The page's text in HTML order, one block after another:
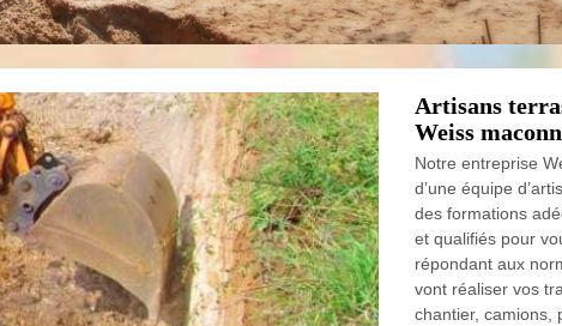
Artisans
Weiss
Notre entreprise
d’une équipe
des formations
et qualifiés pour
répondant aux
vont réaliser vos
chantier, camions,